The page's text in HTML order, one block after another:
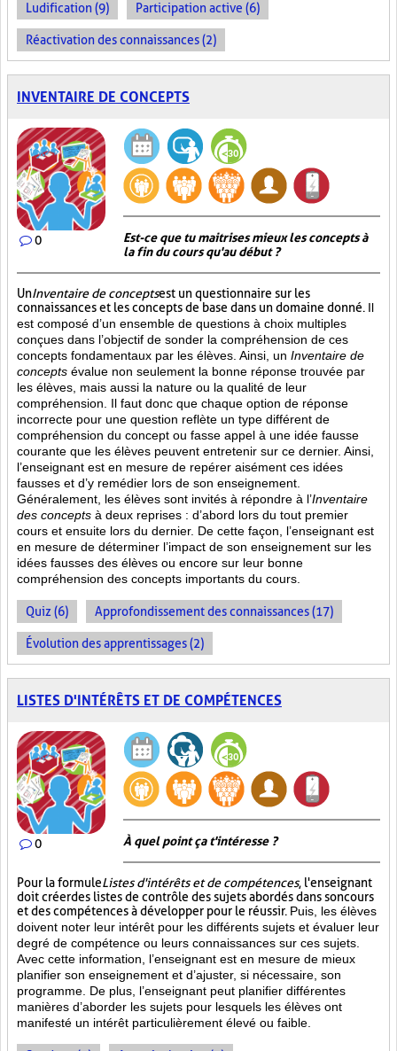
Ludification (9) Participation active (6)
Réactivation des connaissances (2)
INVENTAIRE DE CONCEPTS
0
Est-ce que tu maitrises mieux les concepts à
la fin du cours qu'au début ?
UnInventaire de conceptsest un questionnaire sur les
connaissances et les concepts de base dans un domaine donné. Il
est composé d’un ensemble de questions à choix multiples
conçues dans l’objectif de sonder la compréhension de ces
concepts fondamentaux par les élèves. Ainsi, un Inventaire de
concepts évalue non seulement la bonne réponse trouvée par
les élèves, mais aussi la nature ou la qualité de leur
compréhension. Il faut donc que chaque option de réponse
incorrecte pour une question reflète un type différent de
compréhension du concept ou fasse appel à une idée fausse
courante que les élèves peuvent entretenir sur ce dernier. Ainsi,
l’enseignant est en mesure de repérer aisément ces idées
fausses et d’y remédier lors de son enseignement.
Généralement, les élèves sont invités à répondre à l’Inventaire
des concepts à deux reprises : d’abord lors du tout premier
cours et ensuite lors du dernier. De cette façon, l’enseignant est
en mesure de déterminer l’impact de son enseignement sur les
idées fausses des élèves ou encore sur leur bonne
compréhension des concepts importants du cours.
Quiz (6) Approfondissement des connaissances (17)
Évolution des apprentissages (2)
LISTES D'INTÉRÊTS ET DE COMPÉTENCES
0 À quel point ça t'intéresse ?
Pour la formuleListes d'intérêts et de compétences, l'enseignant
doit créer des listes de contrôle des sujets abordés dans son cours
et des compétences à développer pour le réussir. Puis, les élèves
doivent noter leur intérêt pour les différents sujets et évaluer leur
degré de compétence ou leurs connaissances sur ces sujets.
Avec cette information, l’enseignant est en mesure de mieux
planifier son enseignement et d’ajuster, si nécessaire, son
programme. De plus, l’enseignant peut planifier différentes
manières d’aborder les sujets pour lesquels les élèves ont
manifesté un intérêt particulièrement élevé ou faible.